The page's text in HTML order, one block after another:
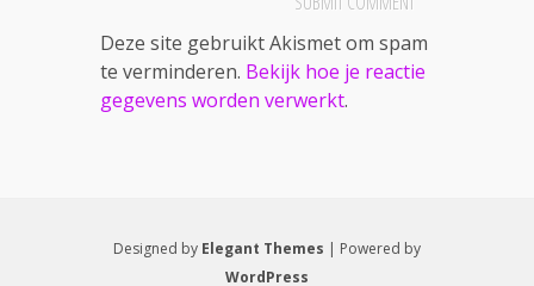
Deze site gebruikt Akismet om spam
te verminderen. Bekijk hoe je reactie
gegevens worden verwerkt.
Designed by Elegant Themes | Powered by
WordPress